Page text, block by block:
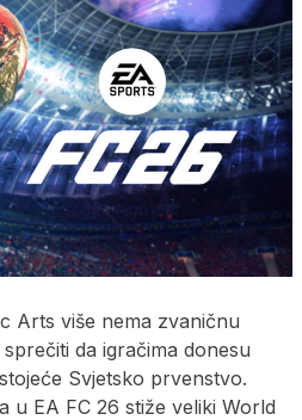
Arts više nema zvaničnu
da igračima donesu
Svjetsko prvenstvo.
u EA FC 26 stiže veliki World